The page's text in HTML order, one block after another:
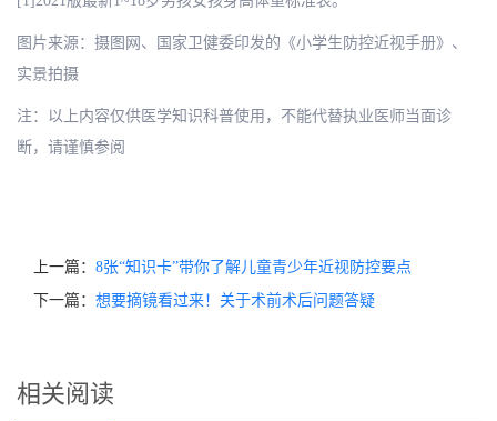
图片来源：摄图网、国家卫健委印发的《小学生防控近视手册》、
实景拍摄
注：以上内容仅供医学知识科普使用，不能代替执业医师当面诊
断，请谨慎参阅
上一篇： 8张“知识卡”带你了解儿童青少年近视防控要点
下一篇： 想要摘镜看过来！关于术前术后问题答疑
相关阅读